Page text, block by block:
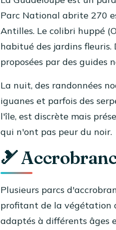
Parc National abrite 270
Antilles. Le colibri huppé
habitué des jardins fleuris.
proposées par des guides
La nuit, des randonnées
iguanes et parfois des
l'île, est discrète mais
qui n'ont pas peur du noir.
🎿
Plusieurs parcs
profitant de la végétation
adaptés à différents âges